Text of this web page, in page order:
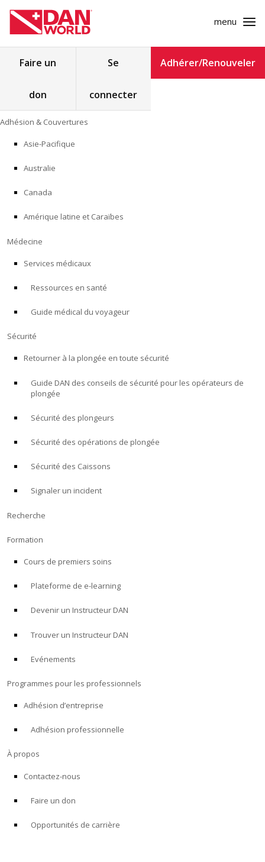
Skip
to
content
menu
Alert Diver
Blog
ADHÉSION & COUVERTURES
RECHERCHE
FORMATION
PROGRAMMES POUR LES PROFESSIONNELS
À PROPOS
Faire un
don
Se
connecter
Adhérer/Renouveler
Adhésion & Couvertures
Asie-Pacifique
Australie
Canada
Amérique latine et Caraïbes
Médecine
Services médicaux
Ressources en santé
Guide médical du voyageur
Sécurité
Retourner à la plongée en toute sécurité
Guide DAN des conseils de sécurité pour les opérateurs de
plongée
Sécurité des plongeurs
Sécurité des opérations de plongée
Sécurité des Caissons
Signaler un incident
Recherche
Formation
Cours de premiers soins
Plateforme de e-learning
Devenir un Instructeur DAN
Trouver un Instructeur DAN
Evénements
Programmes pour les professionnels
Adhésion d’entreprise
Adhésion professionnelle
À propos
Contactez-nous
Faire un don
Opportunités de carrière